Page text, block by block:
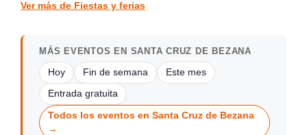
Ver más de Fiestas y ferias
MÁS EVENTOS EN SANTA CRUZ DE BEZANA
Hoy Fin de semana Este mes
Entrada gratuita
Todos los eventos en Santa Cruz de Bezana
→